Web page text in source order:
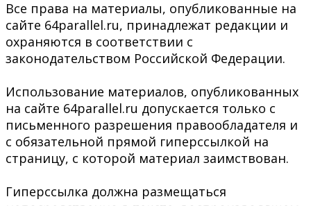
Все права на материалы, опубликованные на
сайте 64parallel.ru, принадлежат редакции и
охраняются в соответствии с
законодательством Российской Федерации.
Использование материалов, опубликованных
на сайте 64parallel.ru допускается только с
письменного разрешения правообладателя и
с обязательной прямой гиперссылкой на
страницу, с которой материал заимствован.
Гиперссылка должна размещаться